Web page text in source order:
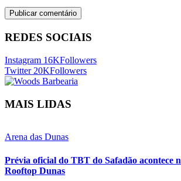
REDES SOCIAIS
Instagram 16KFollowers
Twitter 20KFollowers
MAIS LIDAS
Arena das Dunas
Prévia oficial do TBT do Safadão acontece
Rooftop Dunas